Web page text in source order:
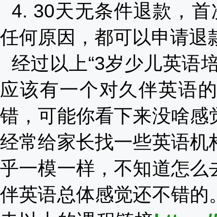
4. 30天无条件退款，
任何原因，都可以申请退
经过以上“3岁少儿英语
应该有一个对久伴英语
错，可能你看下来没啥
经常给家长找一些英语
乎一模一样，不知道怎
伴英语总体感觉还不错